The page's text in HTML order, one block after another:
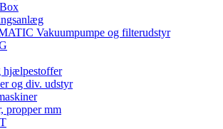
Vakuumpumpe og filterudstyr
hjælpestoffer
og div. udstyr
propper mm